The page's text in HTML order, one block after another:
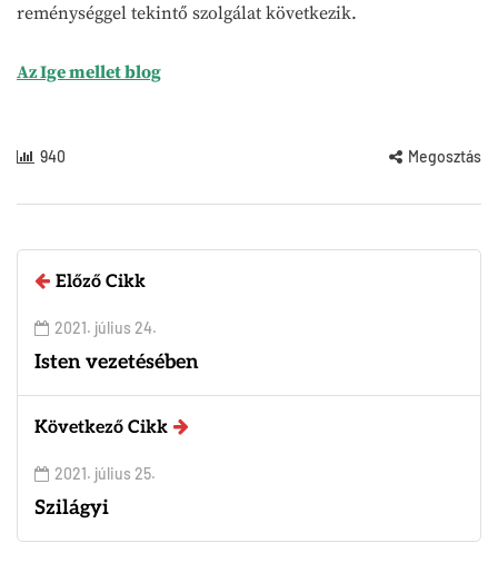
reménységgel tekintő szolgálat következik.
Az Ige mellet blog
940 Megosztás
Előző Cikk
2021. július 24.
Isten vezetésében
Következő Cikk
2021. július 25.
Szilágyi